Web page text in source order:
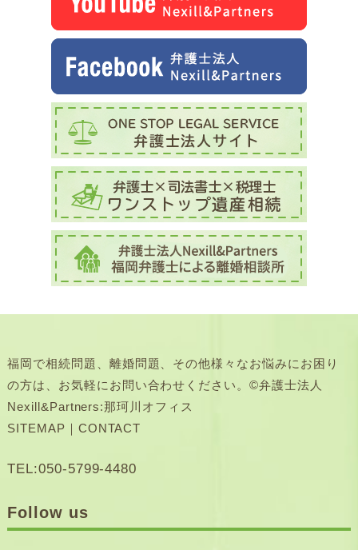
福岡で相続問題、離婚問題、その他様々なお悩みにお困り
の方は、お気軽にお問い合わせください。©弁護士法人
Nexill&Partners:那珂川オフィス
SITEMAP ｜ CONTACT
TEL:050-5799-4480
Follow us